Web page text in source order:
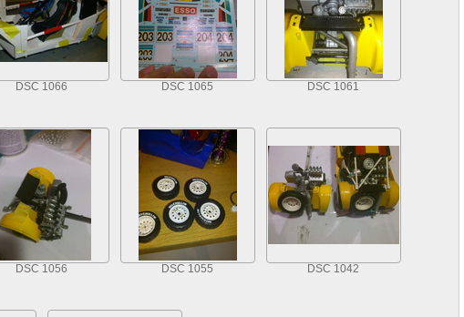
DSC 1066 DSC 1065 DSC 1061
DSC 1056 DSC 1055 DSC 1042